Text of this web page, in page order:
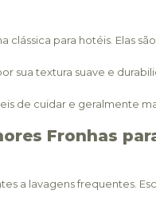
clássica para hotéis. Elas
sua textura suave e
de cuidar e geralmente
Fronhas
a lavagens frequentes.